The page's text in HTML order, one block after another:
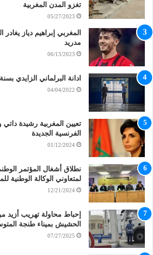
تغزو المدن المغربية
05/27/2023
المغربي إبراهيم دياز يغادر
مدريد
06/13/2023
ادانة البرلماني الزايدي
04/04/2022
تعيين المغربية رشيدة
الفرنسية الجديدة
01/12/2024
نطلاق أشغال المؤتمر الوطني
لمتعاوني الوكالة الوطنية
12/21/2024
إحباط محاولة تهريب أزيد
الحشيش بميناء طنجة
07/27/2025